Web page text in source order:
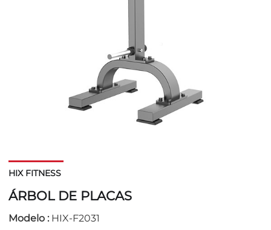
HIX FITNESS
ÁRBOL DE PLACAS
Modelo : HIX-F2031